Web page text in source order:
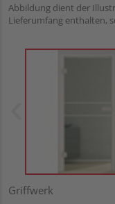
Abbildung dient der
Lieferumfang enthalten,
Griffwerk